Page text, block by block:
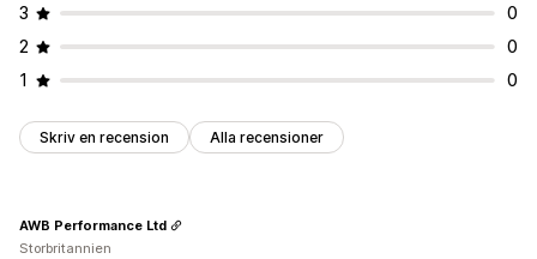
3
0
2
0
1
0
Skriv en recension Alla recensioner
AWB Performance Ltd
Storbritannien